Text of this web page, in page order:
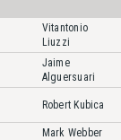
Vitantonio
Liuzzi
Jaime
Alguersuari
Robert Kubica
Mark Webber